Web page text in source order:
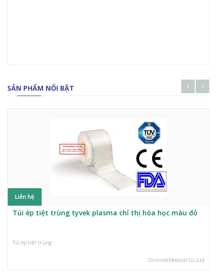
SẢN PHẨM NỔI BẬT
Liên hệ
Túi ép tiệt trùng tyvek plasma chỉ thị hóa học màu đỏ
Túi ép tiệt trùng
DinhVietMedical Co.,Ltd